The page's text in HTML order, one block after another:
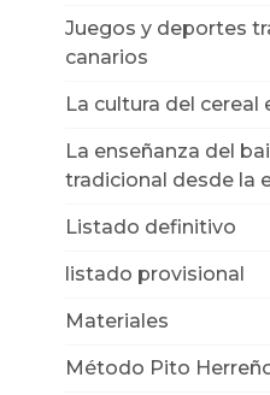
Juegos y deportes
canarios
La cultura del cereal
La enseñanza del
tradicional desde la
Listado definitivo
listado provisional
Materiales
Método Pito